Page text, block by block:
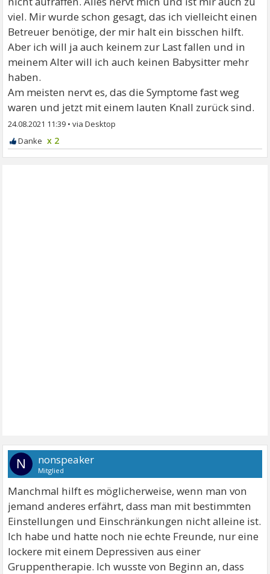
viel. Mir wurde schon gesagt, das ich vielleicht einen
Betreuer benötige, der mir halt ein bisschen hilft.
Aber ich will ja auch keinem zur Last fallen und in
meinem Alter will ich auch keinen Babysitter mehr
haben.
Am meisten nervt es, das die Symptome fast weg
waren und jetzt mit einem lauten Knall zurück sind.
24.08.2021 11:39 •
x 2
N nonspeaker
Mitglied
Manchmal hilft es möglicherweise, wenn man von
jemand anderes erfährt, dass man mit bestimmten
Einstellungen und Einschränkungen nicht alleine ist.
Ich habe und hatte noch nie echte Freunde, nur eine
lockere mit einem Depressiven aus einer
Gruppentherapie. Ich wusste von Beginn an, dass